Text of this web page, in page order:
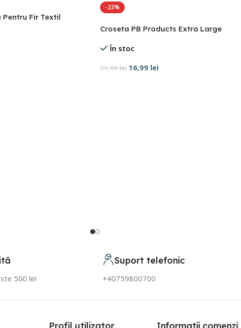
Fir Textil
-23%
Croseta PB Products Extra Large
În stoc
21,99lei 16,99 lei
500 lei
Suport telefonic
+40759800700
Profil utilizator Informatii comenzi